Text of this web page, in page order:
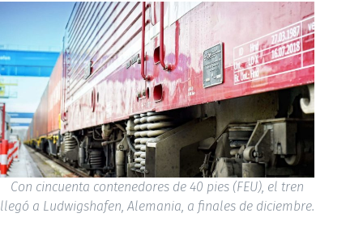
Con cincuenta contenedores de 40 pies (FEU), el tren
llegó a Ludwigshafen, Alemania, a finales de diciembre.